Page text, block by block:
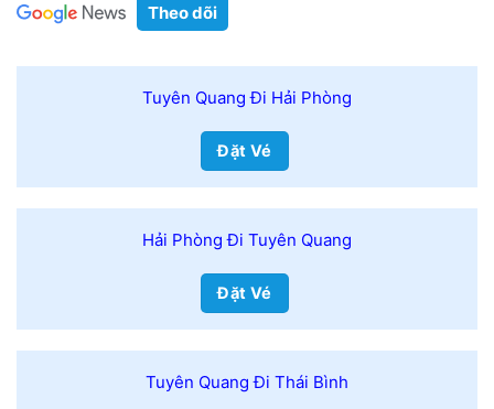
Theo dõi
Tuyên Quang Đi Hải Phòng
Đặt Vé
Hải Phòng Đi Tuyên Quang
Đặt Vé
Tuyên Quang Đi Thái Bình